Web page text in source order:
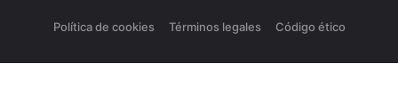
Política de cookies Términos legales Código ético